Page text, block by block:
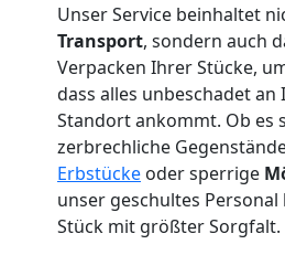
Unser Service beinhaltet
Transport, sondern auch
Verpacken Ihrer Stücke,
dass alles unbeschadet an
Standort ankommt. Ob es
zerbrechliche
Erbstücke oder sperrige
unser geschultes
Stück mit größter Sorgfalt.
Feldkirch
Umzug
für